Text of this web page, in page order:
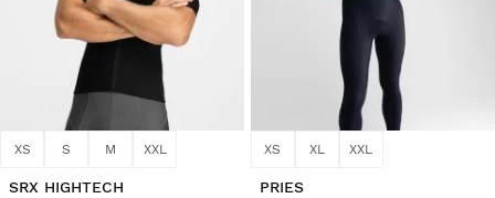
XS S M XXL
SRX HIGHTECH
XS XL XXL
PRIES